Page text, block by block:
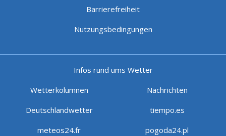
Barrierefreiheit
Nutzungsbedingungen
Infos rund ums Wetter
Wetterkolumnen
Nachrichten
Deutschlandwetter
tiempo.es
meteos24.fr
pogoda24.pl